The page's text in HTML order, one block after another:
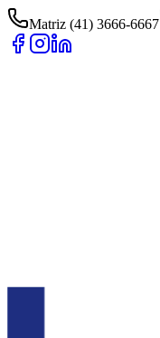
Matriz (41) 3666-6667